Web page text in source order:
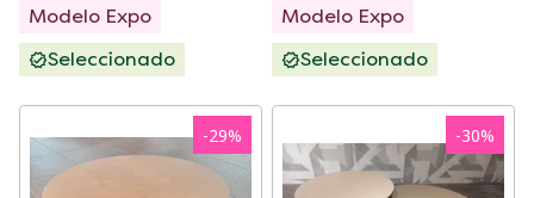
Modelo Expo
Seleccionado
Modelo Expo
Seleccionado
-29% -30%